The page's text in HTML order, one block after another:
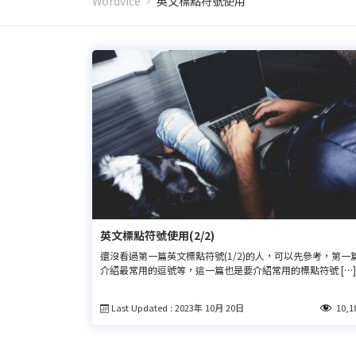
英文標點符號使用(2/2)
還沒看過第一篇英文標點符號(1/2)的人，可以先參考，第一
介紹最常用的逗號等，這一篇也是要介紹常用的標點符號 […]
Last Updated : 2023年 10月 20日